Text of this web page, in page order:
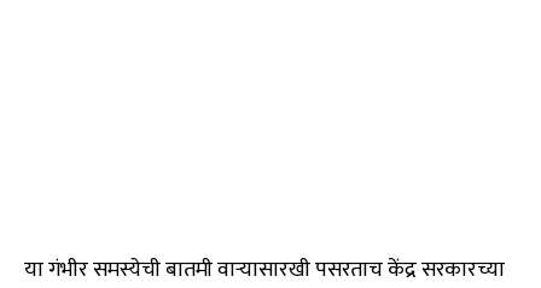
या गंभीर समस्येची बातमी वाऱ्यासारखी पसरताच केंद्र सरकारच्या